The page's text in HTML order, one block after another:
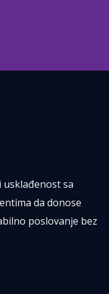
usklađenost sa
da donose
poslovanje bez